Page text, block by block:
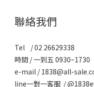
聯絡我們
Tel / 02 26629338
時間 / 一到五 0930~1730
e-mail / 1838@all-
line一對一客服 /